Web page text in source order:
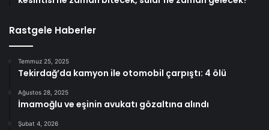
Rastgele Haberler
Temmuz 25, 2025
Tekirdağ’da kamyon ile otomobil çarpıştı: 4 ölü
Ağustos 28, 2025
İmamoğlu ve eşinin avukatı gözaltına alındı
Şubat 4, 2026